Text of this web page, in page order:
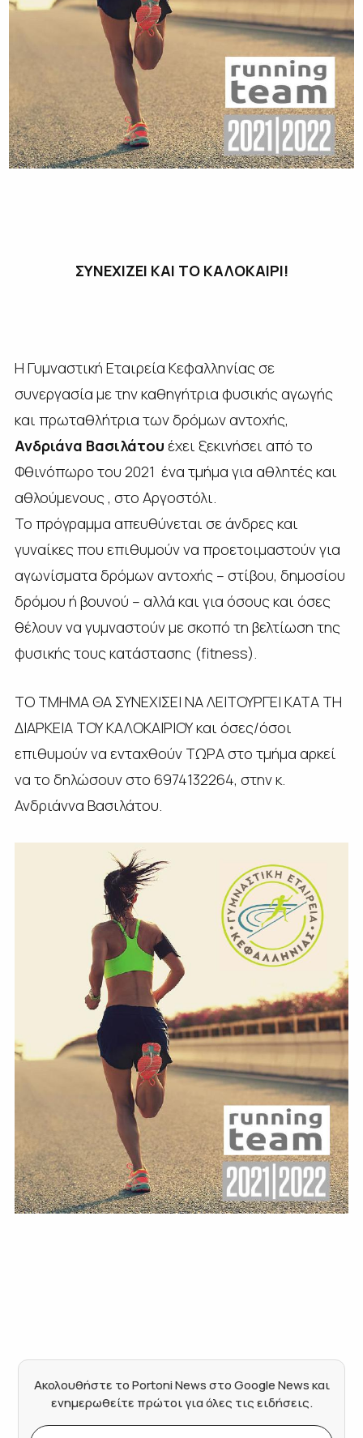
ΣΥΝΕΧΙΖΕΙ ΚΑΙ ΤΟ ΚΑΛΟΚΑΙΡΙ!
Η Γυμναστική Εταιρεία Κεφαλληνίας σε
συνεργασία με την καθηγήτρια φυσικής αγωγής
και πρωταθλήτρια των δρόμων αντοχής,
Ανδριάνα Βασιλάτου έχει ξεκινήσει από το
Φθινόπωρο του 2021 ένα τμήμα για αθλητές και
αθλούμενους , στο Αργοστόλι.
Το πρόγραμμα απευθύνεται σε άνδρες και
γυναίκες που επιθυμούν να προετοιμαστούν για
αγωνίσματα δρόμων αντοχής – στίβου, δημοσίου
δρόμου ή βουνού – αλλά και για όσους και όσες
θέλουν να γυμναστούν με σκοπό τη βελτίωση της
φυσικής τους κατάστασης (fitness).
ΤΟ ΤΜΗΜΑ ΘΑ ΣΥΝΕΧΙΣΕΙ ΝΑ ΛΕΙΤΟΥΡΓΕΙ ΚΑΤΑ ΤΗ
ΔΙΑΡΚΕΙΑ ΤΟΥ ΚΑΛΟΚΑΙΡΙΟΥ και όσες/όσοι
επιθυμούν να ενταχθούν ΤΩΡΑ στο τμήμα αρκεί
να το δηλώσουν στο 6974132264, στην κ.
Ανδριάννα Βασιλάτου.
Ακολουθήστε το Portoni News στο Google News και
ενημερωθείτε πρώτοι για όλες τις ειδήσεις.